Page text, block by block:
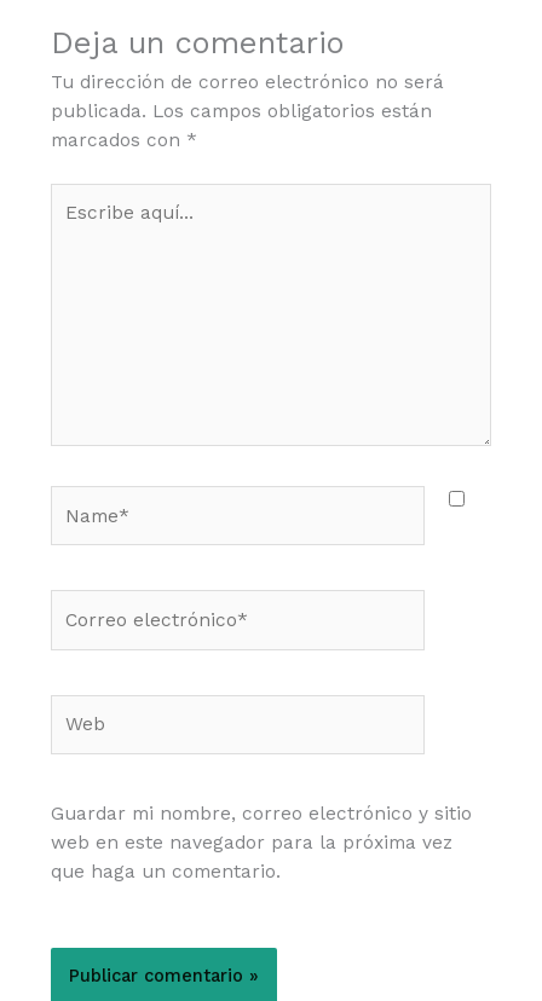
Deja un comentario
Tu dirección de correo electrónico no será
publicada. Los campos obligatorios están
marcados con *
aquí...
electrónico*
Guardar mi nombre, correo electrónico y sitio
web en este navegador para la próxima vez
que haga un comentario.